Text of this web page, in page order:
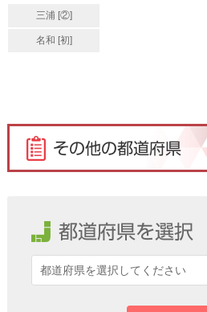
三浦 [②]
名和 [初]